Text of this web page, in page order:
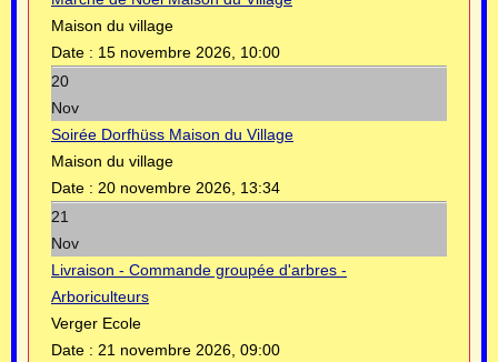
Maison du village
Date : 15 novembre 2026, 10:00
20
Nov
Soirée Dorfhüss Maison du Village
Maison du village
Date : 20 novembre 2026, 13:34
21
Nov
Livraison - Commande groupée d'arbres -
Arboriculteurs
Verger Ecole
Date : 21 novembre 2026, 09:00